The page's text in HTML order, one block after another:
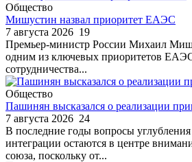
Общество
Мишустин назвал приоритет ЕАЭС
7 августа 2026 19
Премьер-министр России Михаил
одним из ключевых приоритетов
сотрудничества...
Общество
Пашинян высказался о реализации
7 августа 2026 24
В последние годы вопросы углубления
интеграции остаются в центре
союза, поскольку от...